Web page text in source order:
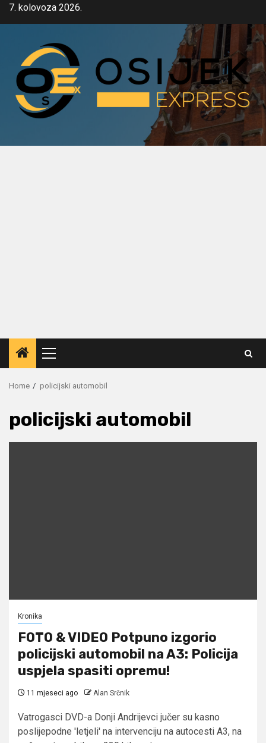
Skip7. kolovoza 2026.
Primary
Menu
Home policijski automobil
policijski automobil
Kronika
FOTO & VIDEO Potpuno izgorio
policijski automobil na A3: Policija
uspjela spasiti opremu!
11 mjeseci ago Alan Srčnik
Vatrogasci DVD-a Donji Andrijevci jučer su kasno
poslijepodne 'letjeli' na intervenciju na autocesti A3, na